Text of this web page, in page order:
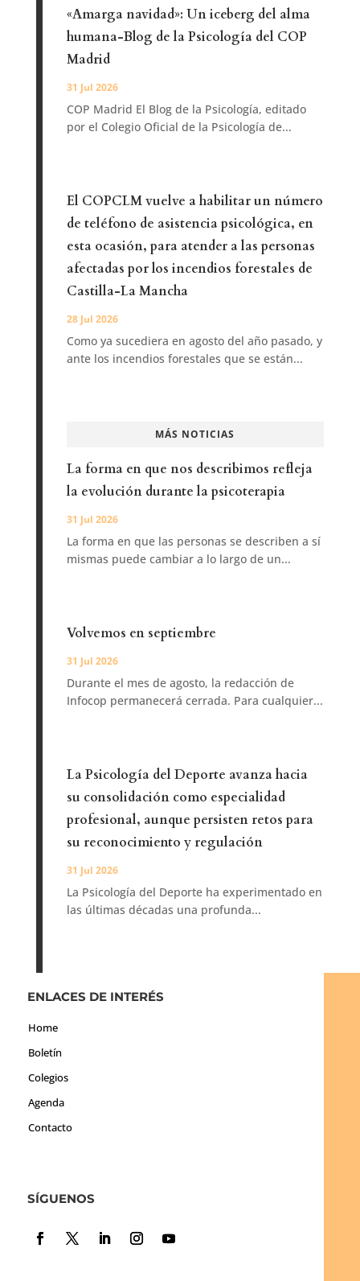
«Amarga navidad»: Un iceberg del alma
humana-Blog de la Psicología del COP
Madrid
31 Jul 2026
COP Madrid El Blog de la Psicología, editado
por el Colegio Oficial de la Psicología de...
El COPCLM vuelve a habilitar un número
de teléfono de asistencia psicológica, en
esta ocasión, para atender a las personas
afectadas por los incendios forestales de
Castilla-La Mancha
28 Jul 2026
Como ya sucediera en agosto del año pasado, y
ante los incendios forestales que se están...
MÁS NOTICIAS
La forma en que nos describimos refleja
la evolución durante la psicoterapia
31 Jul 2026
La forma en que las personas se describen a sí
mismas puede cambiar a lo largo de un...
Volvemos en septiembre
31 Jul 2026
Durante el mes de agosto, la redacción de
Infocop permanecerá cerrada. Para cualquier...
La Psicología del Deporte avanza hacia
su consolidación como especialidad
profesional, aunque persisten retos para
su reconocimiento y regulación
31 Jul 2026
La Psicología del Deporte ha experimentado en
las últimas décadas una profunda...
ENLACES DE INTERÉS
Home
Boletín
Colegios
Agenda
Contacto
SÍGUENOS